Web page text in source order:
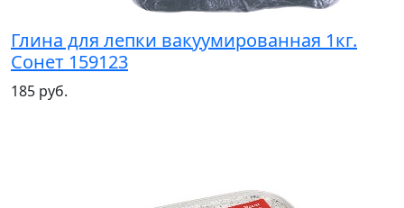
Глина для лепки вакуумированная 1кг.
Сонет 159123
185 руб.